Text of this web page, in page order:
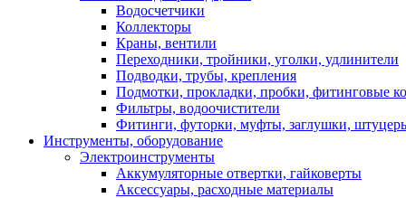
Водосчетчики
Коллекторы
Краны, вентили
Переходники, тройники, уголки, удлинители
Подводки, трубы, крепления
Подмотки, прокладки, пробки, фитинговые
Фильтры, водоочистители
Фитинги, футорки, муфты, заглушки,
Инструменты, оборудование
Электроинструменты
Аккумуляторные отвертки, гайковерты
Аксессуары, расходные материалы